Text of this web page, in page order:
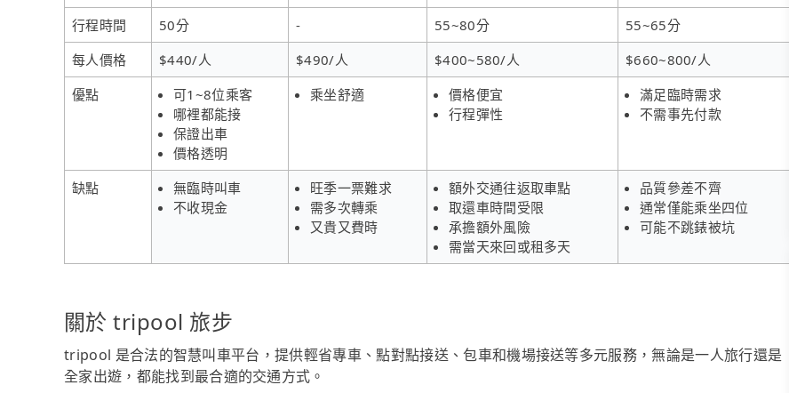
行程時間
50分 - 55~80分
55~65分
每人價格
$440/人 $490/人 $400~580/人
$660~800/人
優點
可1~8位乘客
哪裡都能接
保證出車
價格透明
乘坐舒適
價格便宜
行程彈性
滿足臨時需求
不需事先付款
缺點
無臨時叫車
不收現金
旺季一票難求
需多次轉乘
又貴又費時
額外交通往返取車點
取還車時間受限
承擔額外風險
需當天來回或租多天
品質參差不齊
通常僅能乘坐四位
可能不跳錶被坑
關於 tripool 旅步
tripool 是合法的智慧叫車平台，提供輕省專車、點對點接送、包車和機場接送等多元服務，無論是一人旅行還是
全家出遊，都能找到最合適的交通方式。